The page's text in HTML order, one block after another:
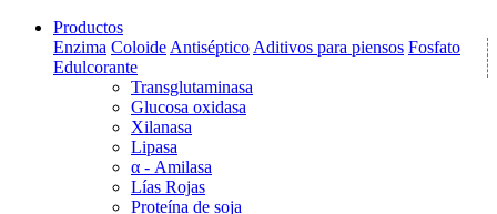
Productos
Enzima Coloide Antiséptico Aditivos para piensos Fosfato
Edulcorante
Transglutaminasa
Glucosa oxidasa
Xilanasa
Lipasa
α - Amilasa
Lías Rojas
Proteína de soja